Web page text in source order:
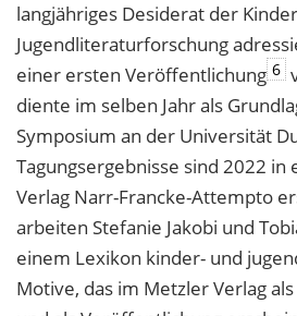
langjähriges Desiderat der
Jugendliteraturforschung
einer ersten Veröffentlichung 6
diente im selben Jahr als
Symposium an der Universität
Tagungsergebnisse sind 2022 in
Verlag Narr-Francke-Attempto
arbeiten Stefanie Jakobi und
einem Lexikon kinder- und
Motive, das im Metzler Verlag